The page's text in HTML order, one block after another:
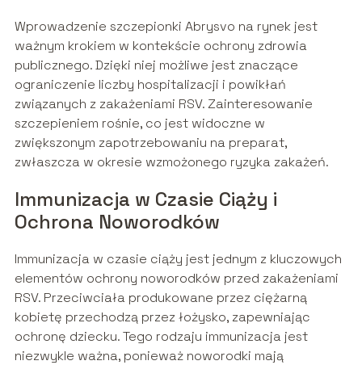
Wprowadzenie szczepionki Abrysvo na rynek jest
ważnym krokiem w kontekście ochrony zdrowia
publicznego. Dzięki niej możliwe jest znaczące
ograniczenie liczby hospitalizacji i powikłań
związanych z zakażeniami RSV. Zainteresowanie
szczepieniem rośnie, co jest widoczne w
zwiększonym zapotrzebowaniu na preparat,
zwłaszcza w okresie wzmożonego ryzyka zakażeń.
Immunizacja w Czasie Ciąży i
Ochrona Noworodków
Immunizacja w czasie ciąży jest jednym z kluczowych
elementów ochrony noworodków przed zakażeniami
RSV. Przeciwciała produkowane przez ciężarną
kobietę przechodzą przez łożysko, zapewniając
ochronę dziecku. Tego rodzaju immunizacja jest
niezwykle ważna, ponieważ noworodki mają